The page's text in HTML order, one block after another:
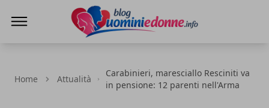
Home Attualità
Carabinieri, maresciallo Resciniti va
in pensione: 12 parenti nell'Arma